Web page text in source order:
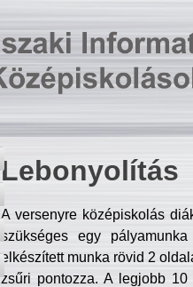
Lebonyolítás
A versenyre középiskolás
szükséges egy
elkészített munka rövid 2
zsűri pontozza. A legjobb